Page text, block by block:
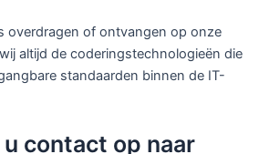
overdragen of ontvangen op onze
altijd de coderingstechnologieën die
standaarden binnen de IT-
contact op naar